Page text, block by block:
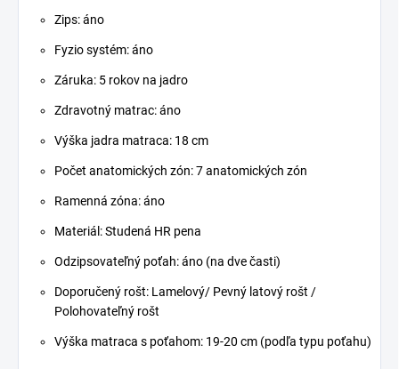
Zips: áno
Fyzio systém: áno
Záruka: 5 rokov na jadro
Zdravotný matrac: áno
Výška jadra matraca: 18 cm
Počet anatomických zón: 7 anatomických zón
Ramenná zóna: áno
Materiál: Studená HR pena
Odzipsovateľný poťah: áno (na dve časti)
Doporučený rošt: Lamelový/ Pevný latový rošt /
Polohovateľný rošt
Výška matraca s poťahom: 19-20 cm (podľa typu poťahu)